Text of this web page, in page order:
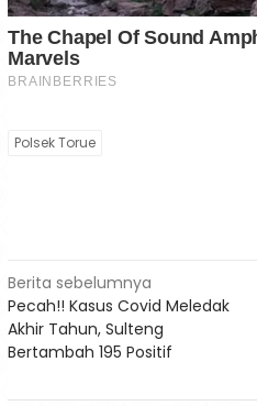
Polsek Torue
Navigasi
pos
Berita sebelumnya
Pecah!! Kasus Covid Meledak
Akhir Tahun, Sulteng
Bertambah 195 Positif